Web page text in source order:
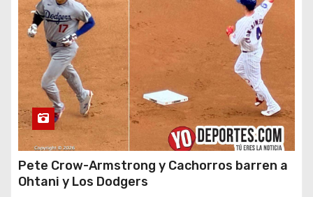
Pete Crow-Armstrong y Cachorros barren a
Ohtani y Los Dodgers